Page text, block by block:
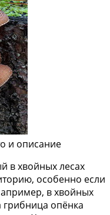
в хвойных лесах
особенно если
в хвойных
опёнка